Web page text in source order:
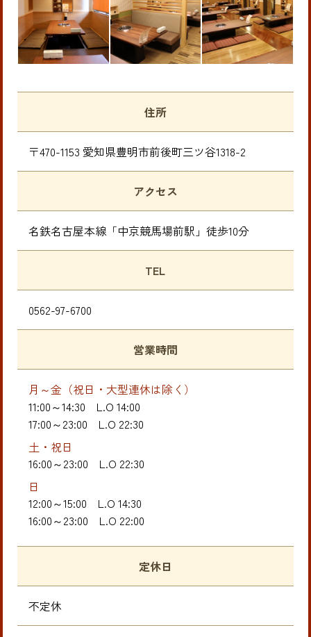
住所
〒470-1153 愛知県豊明市前後町三ツ谷1318-2
アクセス
名鉄名古屋本線「中京競馬場前駅」徒歩10分
TEL
0562-97-6700
営業時間
月～金（祝日・大型連休は除く）
11:00～14:30
L.O 14:00
17:00～23:00
L.O 22:30
土・祝日
16:00～23:00
L.O 22:30
日
12:00～15:00
L.O 14:30
16:00～23:00
L.O 22:00
定休日
不定休